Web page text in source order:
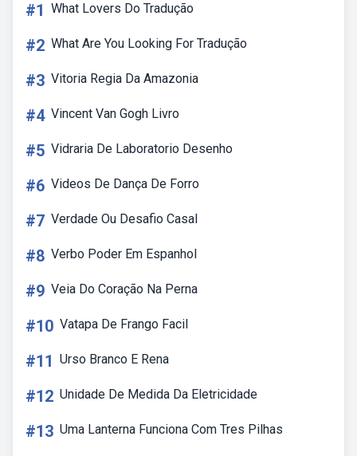
#1 What Lovers Do Tradução
#2 What Are You Looking For Tradução
#3 Vitoria Regia Da Amazonia
#4 Vincent Van Gogh Livro
#5 Vidraria De Laboratorio Desenho
#6 Videos De Dança De Forro
#7 Verdade Ou Desafio Casal
#8 Verbo Poder Em Espanhol
#9 Veia Do Coração Na Perna
#10 Vatapa De Frango Facil
#11 Urso Branco E Rena
#12 Unidade De Medida Da Eletricidade
#13 Uma Lanterna Funciona Com Tres Pilhas